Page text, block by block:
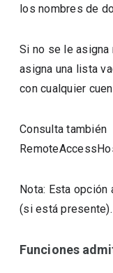
los nombres de
Si no se le
asigna una lista
con cualquier
Consulta también
Nota: Esta opción
(si está presente).
Funciones